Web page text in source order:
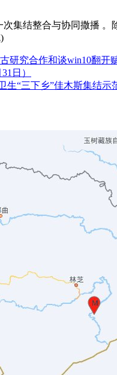
合与协同撒播 。除河
研究合作和谈win10翻开
日）
生“三下乡”佳木斯集结示